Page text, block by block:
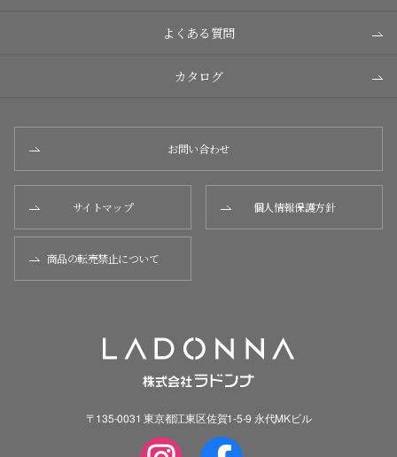
よくある質問
カタログ
お問い合わせ
サイトマップ 個人情報保護方針
商品の転売禁止について
〒135-0031 東京都江東区佐賀1-5-9 永代MKビル